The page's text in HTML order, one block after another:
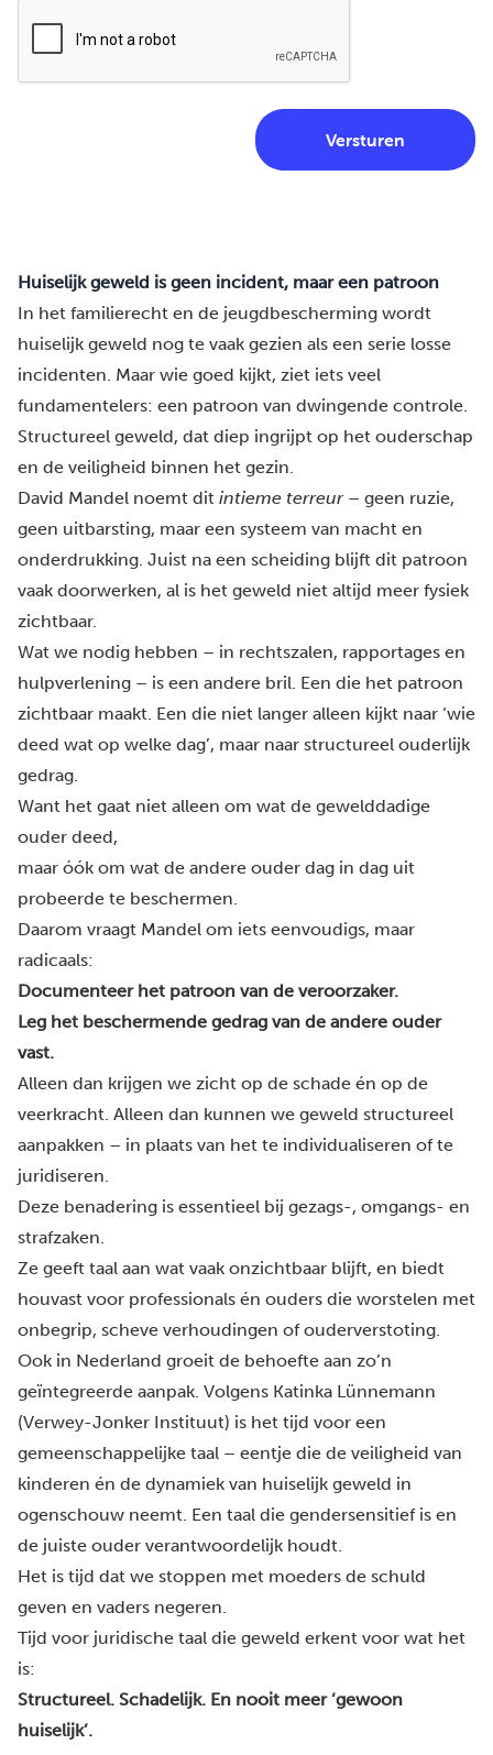
Huiselijk geweld is geen incident, maar een patroon
In het familierecht en de jeugdbescherming wordt
huiselijk geweld nog te vaak gezien als een serie losse
incidenten. Maar wie goed kijkt, ziet iets veel
fundamentelers: een patroon van dwingende controle.
Structureel geweld, dat diep ingrijpt op het ouderschap
en de veiligheid binnen het gezin.
David Mandel noemt dit intieme terreur– geen ruzie,
geen uitbarsting, maar een systeem van macht en
onderdrukking. Juist na een scheiding blijft dit patroon
vaak doorwerken, al is het geweld niet altijd meer fysiek
zichtbaar.
Wat we nodig hebben – in rechtszalen, rapportages en
hulpverlening – is een andere bril. Een die het patroon
zichtbaar maakt. Een die niet langer alleen kijkt naar ‘wie
deed wat op welke dag’, maar naar structureel ouderlijk
gedrag.
Want het gaat niet alleen om wat de gewelddadige
ouder deed,
maar óók om wat de andere ouder dag in dag uit
probeerde te beschermen.
Daarom vraagt Mandel om iets eenvoudigs, maar
radicaals:
Documenteer het patroon van de veroorzaker.
Leg het beschermende gedrag van de andere ouder
vast.
Alleen dan krijgen we zicht op de schade én op de
veerkracht. Alleen dan kunnen we geweld structureel
aanpakken – in plaats van het te individualiseren of te
juridiseren.
Deze benadering is essentieel bij gezags-, omgangs- en
strafzaken.
Ze geeft taal aan wat vaak onzichtbaar blijft, en biedt
houvast voor professionals én ouders die worstelen met
onbegrip, scheve verhoudingen of ouderverstoting.
Ook in Nederland groeit de behoefte aan zo’n
geïntegreerde aanpak. Volgens Katinka Lünnemann
(Verwey-Jonker Instituut) is het tijd voor een
gemeenschappelijke taal – eentje die de veiligheid van
kinderen én de dynamiek van huiselijk geweld in
ogenschouw neemt. Een taal die gendersensitief is en
de juiste ouder verantwoordelijk houdt.
Het is tijd dat we stoppen met moeders de schuld
geven en vaders negeren.
Tijd voor juridische taal die geweld erkent voor wat het
is:
Structureel. Schadelijk. En nooit meer ‘gewoon
huiselijk’.